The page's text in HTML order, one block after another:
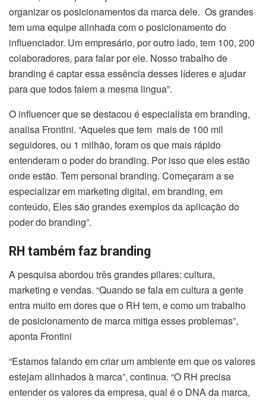
organizar os posicionamentos da marca dele. Os grandes
tem uma equipe alinhada com o posicionamento do
influenciador. Um empresário, por outro lado, tem 100, 200
colaboradores, para falar por ele. Nosso trabalho de
branding é captar essa essência desses líderes e ajudar
para que todos falem a mesma lingua”.
O influencer que se destacou é especialista em branding,
analisa Frontini. “Aqueles que tem mais de 100 mil
seguidores, ou 1 milhão, foram os que mais rápido
entenderam o poder do branding. Por isso que eles estão
onde estão. Tem personal branding. Começaram a se
especializar em marketing digital, em branding, em
conteúdo, Eles são grandes exemplos da aplicação do
poder do branding”.
RH também faz branding
A pesquisa abordou três grandes pilares: cultura,
marketing e vendas. “Quando se fala em cultura a gente
entra muito em dores que o RH tem, e como um trabalho
de posicionamento de marca mitiga esses problemas”,
aponta Frontini
“Estamos falando em criar um ambiente em que os valores
estejam alinhados à marca”, continua. “O RH precisa
entender os valores da empresa, qual é o DNA da marca,